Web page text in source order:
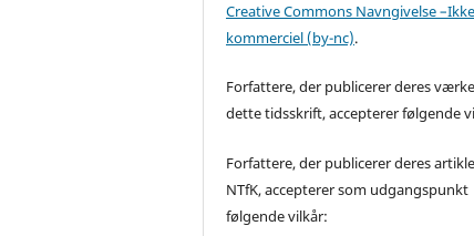
Creative Commons Navngivelse
kommerciel (by-nc).
Forfattere, der publicerer deres
dette tidsskrift, accepterer følgende
Forfattere, der publicerer deres
NTfK, accepterer som udgangspunkt
følgende vilkår: